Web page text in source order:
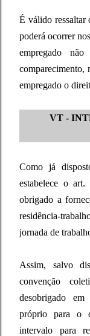
É válido ressaltar
poderá ocorrer
empregado
comparecimento,
empregado o
VT -
Como já
estabelece o art.
obrigado a
residência-
jornada de
Assim, salvo
convenção
desobrigado
próprio para o
intervalo para